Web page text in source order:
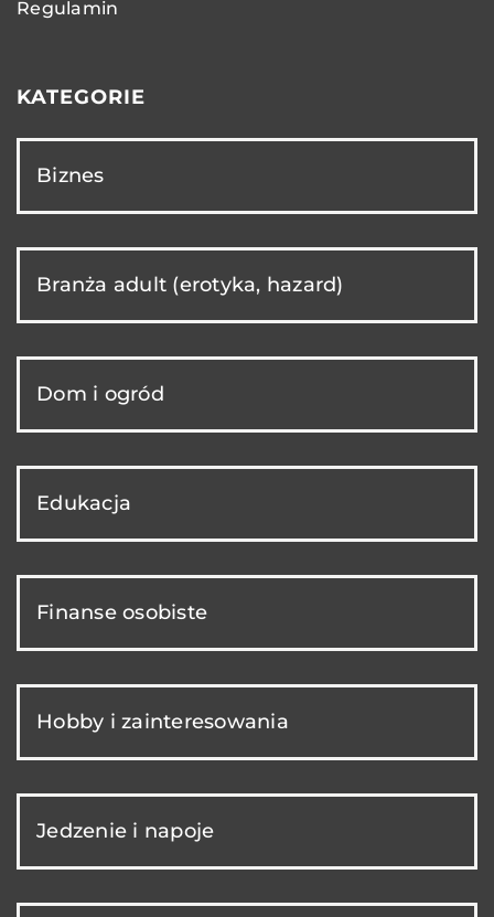
Regulamin
KATEGORIE
Biznes
Branża adult (erotyka, hazard)
Dom i ogród
Edukacja
Finanse osobiste
Hobby i zainteresowania
Jedzenie i napoje